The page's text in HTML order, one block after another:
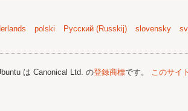
polski Русский (Russkij) slovensky
は Canonical Ltd. の登録商標です。 このサイ